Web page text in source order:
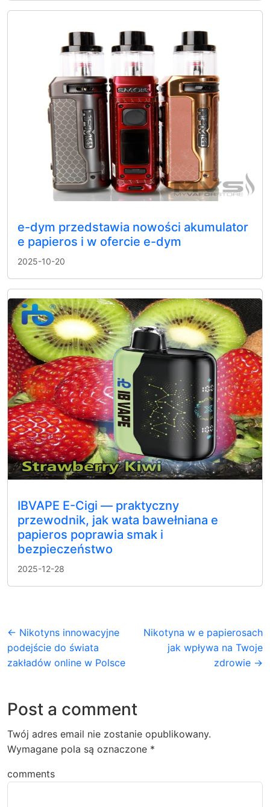
e-dym przedstawia nowości akumulator
e papieros i w ofercie e-dym
2025-10-20
IBVAPE E-Cigi — praktyczny
przewodnik, jak wata bawełniana e
papieros poprawia smak i
bezpieczeństwo
2025-12-28
← Nikotyns innowacyjne
podejście do świata
zakładów online w Polsce
Nikotyna w e papierosach
jak wpływa na Twoje
zdrowie →
Post a comment
Twój adres email nie zostanie opublikowany.
Wymagane pola są oznaczone *
comments